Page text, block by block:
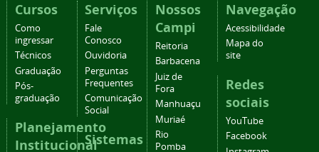
Cursos
Como
ingressar
Técnicos
Graduação
Pós-
graduação
Planejamento
Institucional
Serviços
Fale
Conosco
Ouvidoria
Perguntas
Frequentes
Comunicação
Social
Sistemas
Nossos
Campi
Reitoria
Barbacena
Juiz de
Fora
Manhuaçu
Muriaé
Rio
Pomba
Navegação
Acessibilidade
Mapa do
site
Redes
sociais
YouTube
Facebook